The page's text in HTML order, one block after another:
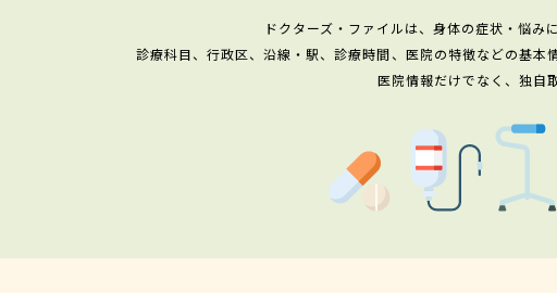
ドクターズ・ファイルは、身体の症状・悩み
診療科目、行政区、沿線・駅、診療時間、医院の特徴などの基本
医院情報だけでなく、独自